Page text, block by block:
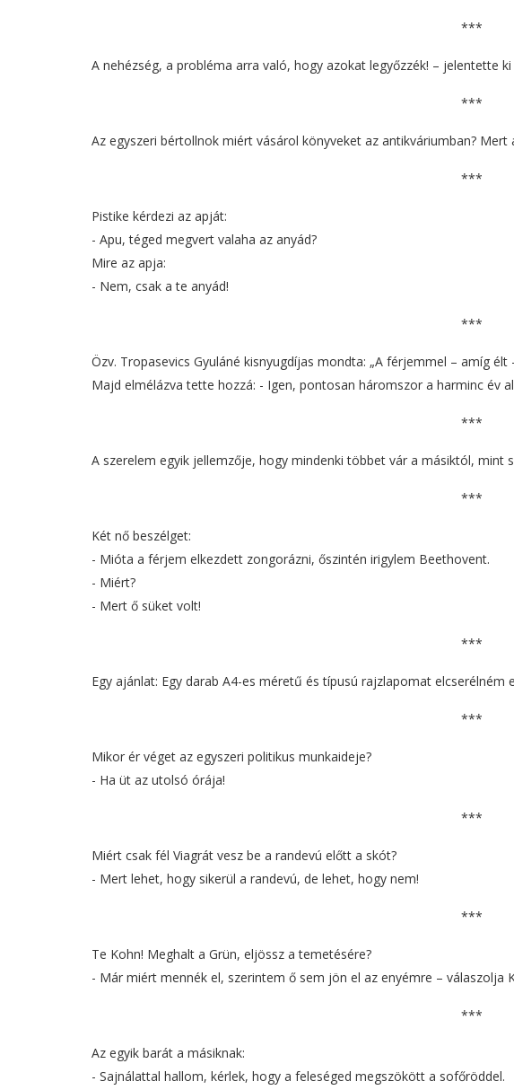
***
A nehézség, a probléma arra való, hogy azokat legyőzzék! – jelentette
***
Az egyszeri bértollnok miért vásárol könyveket az antikváriumban?
***
Pistike kérdezi az apját:
- Apu, téged megvert valaha az anyád?
Mire az apja:
- Nem, csak a te anyád!
***
Özv. Tropasevics Gyuláné kisnyugdíjas mondta: „A férjemmel – amíg
Majd elmélázva tette hozzá: - Igen, pontosan háromszor a harminc év
***
A szerelem egyik jellemzője, hogy mindenki többet vár a másiktól, mint
***
Két nő beszélget:
- Mióta a férjem elkezdett zongorázni, őszintén irigylem Beethovent.
- Miért?
- Mert ő süket volt!
***
Egy ajánlat: Egy darab A4-es méretű és típusú rajzlapomat elcserélném
***
Mikor ér véget az egyszeri politikus munkaideje?
- Ha üt az utolsó órája!
***
Miért csak fél Viagrát vesz be a randevú előtt a skót?
- Mert lehet, hogy sikerül a randevú, de lehet, hogy nem!
***
Te Kohn! Meghalt a Grün, eljössz a temetésére?
- Már miért mennék el, szerintem ő sem jön el az enyémre – válaszolja
***
Az egyik barát a másiknak:
- Sajnálattal hallom, kérlek, hogy a feleséged megszökött a sofőröddel.